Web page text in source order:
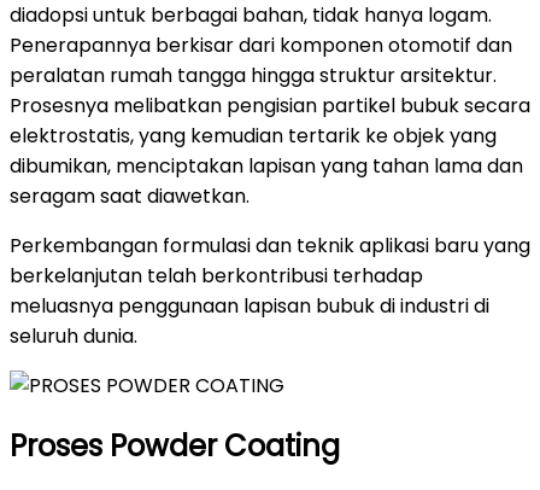
diadopsi untuk berbagai bahan, tidak hanya logam.
Penerapannya berkisar dari komponen otomotif dan
peralatan rumah tangga hingga struktur arsitektur.
Prosesnya melibatkan pengisian partikel bubuk secara
elektrostatis, yang kemudian tertarik ke objek yang
dibumikan, menciptakan lapisan yang tahan lama dan
seragam saat diawetkan.
Perkembangan formulasi dan teknik aplikasi baru yang
berkelanjutan telah berkontribusi terhadap
meluasnya penggunaan lapisan bubuk di industri di
seluruh dunia.
Proses Powder Coating